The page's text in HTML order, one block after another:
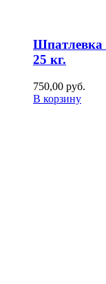
Шпатлевка
25 кг.
750,00 руб.
В корзину